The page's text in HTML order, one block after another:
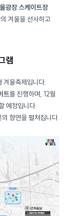
광장 스케이트장
램
울축제입니다.
트를 진행하며, 12월
예정입니다.
의 향연을 펼쳐집니다.